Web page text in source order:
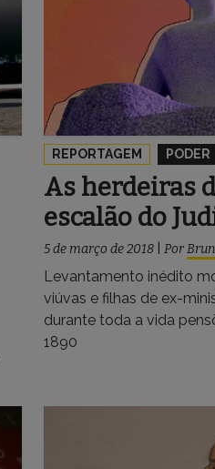
REPORTAGEM PODER
As herdeiras
escalão do
5 de março de 2018 Por
Levantamento inédito
viúvas e filhas de ex-
durante toda a vida
1890